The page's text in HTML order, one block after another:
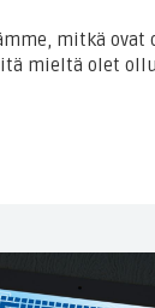
mitkä ovat
mieltä olet